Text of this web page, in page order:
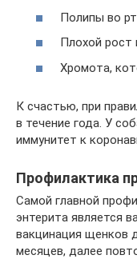
Полипы во
Плохой рост
Хромота,
К счастью, при
в течение года. У
иммунитет к
Профилактика
Самой главной
энтерита является
вакцинация щенков
месяцев, далее